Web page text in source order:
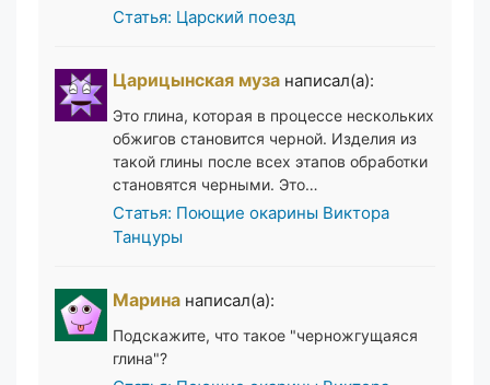
Статья: Царский поезд
Царицынская муза написал(а):
Это глина, которая в процессе нескольких
обжигов становится черной. Изделия из
такой глины после всех этапов обработки
становятся черными. Это…
Статья: Поющие окарины Виктора
Танцуры
Марина написал(а):
Подскажите, что такое "черножгущаяся
глина"?